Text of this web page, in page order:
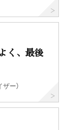
く、最後
ー）